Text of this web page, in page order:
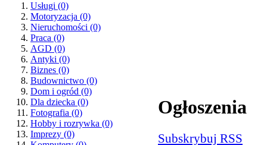
Usługi (0)
Motoryzacja (0)
Nieruchomości (0)
Praca (0)
AGD (0)
Antyki (0)
Biznes (0)
Budownictwo (0)
Dom i ogród (0)
Dla dziecka (0)
Fotografia (0)
Hobby i rozrywka (0)
Imprezy (0)
Ogłoszenia
Subskrybuj RSS